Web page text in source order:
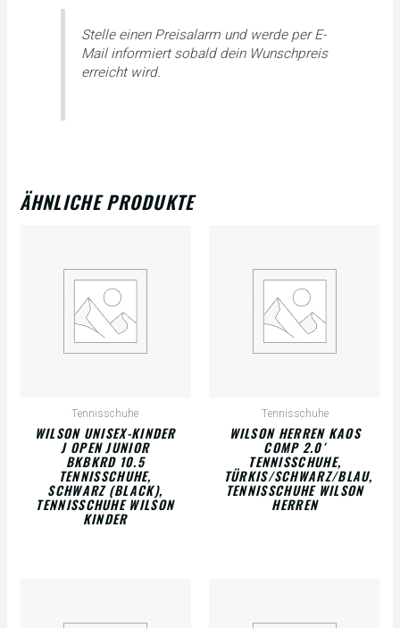
Stelle einen Preisalarm und werde per E-
Mail informiert sobald dein Wunschpreis
erreicht wird.
ÄHNLICHE PRODUKTE
Tennisschuhe
WILSON UNISEX-KINDER
J OPEN JUNIOR
BKBKRD 10.5
TENNISSCHUHE,
SCHWARZ (BLACK),
TENNISSCHUHE WILSON
KINDER
Tennisschuhe
WILSON HERREN KAOS
COMP 2.0′
TENNISSCHUHE,
TÜRKIS/SCHWARZ/BLAU,
TENNISSCHUHE WILSON
HERREN